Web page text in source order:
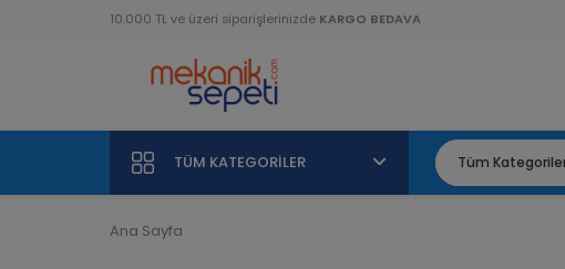
10.000 TL ve üzeri siparişlerinizde KARGO BEDAVA
TÜM KATEGORILER
Ana Sayfa